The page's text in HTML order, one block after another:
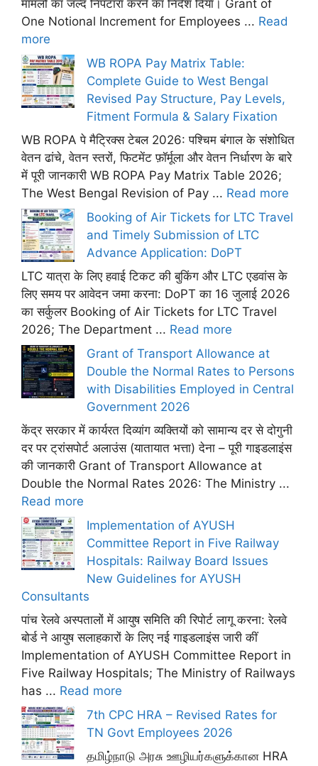
मामलों का जल्द निपटारा करने का निर्देश दिया। Grant of
One Notional Increment for Employees ... Read
more
WB ROPA Pay Matrix Table:
Complete Guide to West Bengal
Revised Pay Structure, Pay Levels,
Fitment Formula & Salary Fixation
WB ROPA पे मैट्रिक्स टेबल 2026: पश्चिम बंगाल के संशोधित
वेतन ढांचे, वेतन स्तरों, फिटमेंट फ़ॉर्मूला और वेतन निर्धारण के बारे
में पूरी जानकारी WB ROPA Pay Matrix Table 2026;
The West Bengal Revision of Pay ... Read more
Booking of Air Tickets for LTC Travel
and Timely Submission of LTC
Advance Application: DoPT
LTC यात्रा के लिए हवाई टिकट की बुकिंग और LTC एडवांस के
लिए समय पर आवेदन जमा करना: DoPT का 16 जुलाई 2026
का सर्कुलर Booking of Air Tickets for LTC Travel
2026; The Department ... Read more
Grant of Transport Allowance at
Double the Normal Rates to Persons
with Disabilities Employed in Central
Government 2026
केंद्र सरकार में कार्यरत दिव्यांग व्यक्तियों को सामान्य दर से दोगुनी
दर पर ट्रांसपोर्ट अलाउंस (यातायात भत्ता) देना – पूरी गाइडलाइंस
की जानकारी Grant of Transport Allowance at
Double the Normal Rates 2026: The Ministry ...
Read more
Implementation of AYUSH
Committee Report in Five Railway
Hospitals: Railway Board Issues
New Guidelines for AYUSH
Consultants
पांच रेलवे अस्पतालों में आयुष समिति की रिपोर्ट लागू करना: रेलवे
बोर्ड ने आयुष सलाहकारों के लिए नई गाइडलाइंस जारी कीं
Implementation of AYUSH Committee Report in
Five Railway Hospitals; The Ministry of Railways
has ... Read more
7th CPC HRA – Revised Rates for
TN Govt Employees 2026
தமிழ்நாடு அரசு ஊழியர்களுக்கான HRA